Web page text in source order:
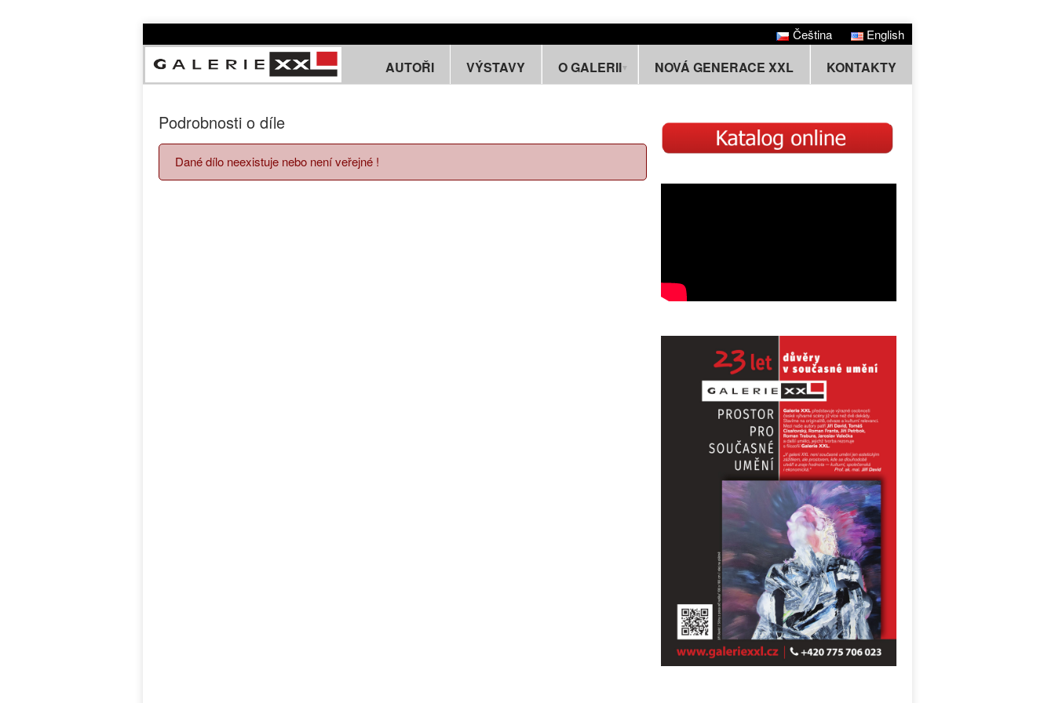
Čeština English
AUTOŘI VÝSTAVY O GALERII NOVÁ GENERACE XXL KONTAKTY
Podrobnosti o díle
Dané dílo neexistuje nebo není veřejné !